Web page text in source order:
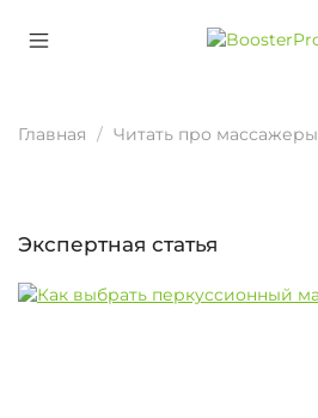
Главная Читать про массажеры
Экспертная статья